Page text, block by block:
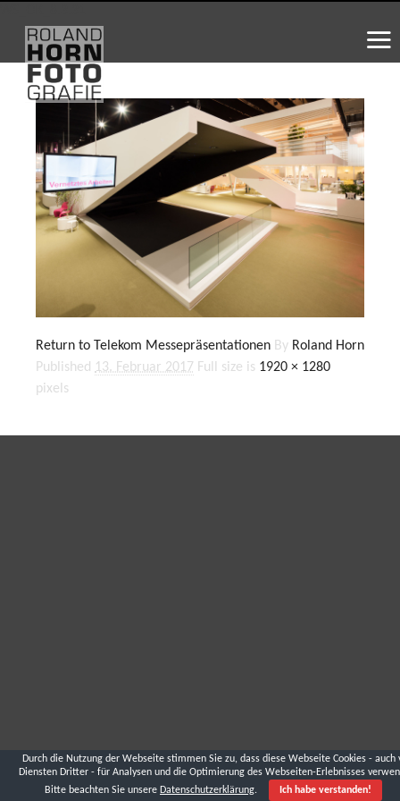
Return to Telekom Messepräsentationen By Roland Horn
Published 13. Februar 2017 Full size is 1920 × 1280
pixels
Durch die Nutzung der Webseite stimmen Sie zu, dass diese Webseite Cookies - auch
Diensten Dritter - für Analysen und die Optimierung des Webseiten-Erlebnisses
Bitte beachten Sie unsere Datenschutzerklärung. Ich habe verstanden!